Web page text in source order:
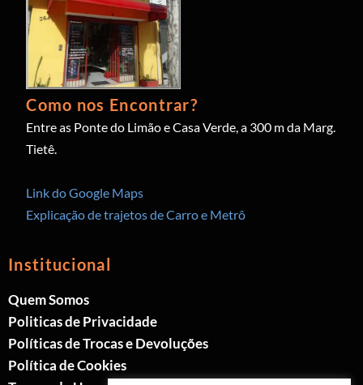
Como nos Encontrar?
Entre as Ponte do Limão e Casa Verde, a 300 m da Marg.
Tietê.
Link do Google Maps
Explicação de trajetos de Carro e Metrô
Institucional
Quem Somos
Politicas de Privacidade
Políticas de Trocas e Devoluções
Política de Cookies